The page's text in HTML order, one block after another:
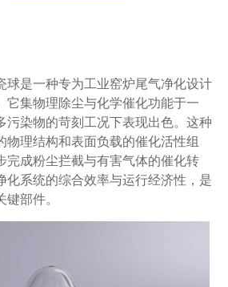
球是一种专为工业窑炉尾气净化设计
它集物理除尘与化学催化功能于一
污染物的苛刻工况下表现出色。这种
物理结构和表面负载的催化活性组
完成粉尘拦截与有害气体的催化转
化系统的综合效率与运行经济性，是
部件。